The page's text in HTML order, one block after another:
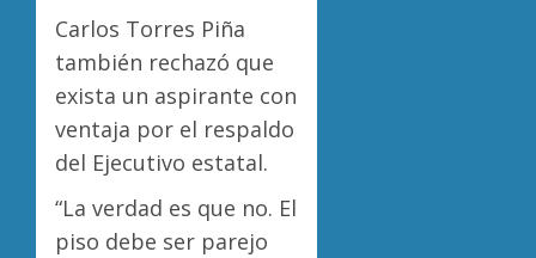
Carlos Torres Piña
también rechazó que
exista un aspirante con
ventaja por el respaldo
del Ejecutivo estatal.
“La verdad es que no. El
piso debe ser parejo